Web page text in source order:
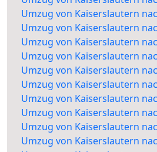
Umzug von Kaiserslautern
Umzug von Kaiserslautern
Umzug von Kaiserslautern
Umzug von Kaiserslautern
Umzug von Kaiserslautern
Umzug von Kaiserslautern
Umzug von Kaiserslautern
Umzug von Kaiserslautern
Umzug von Kaiserslautern
Umzug von Kaiserslautern